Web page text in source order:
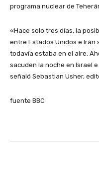
programa nuclear de
«Hace solo tres días, la
entre Estados Unidos e Irán
todavía estaba en el aire.
sacuden la noche en Israel
señaló Sebastian Usher,
fuente BBC